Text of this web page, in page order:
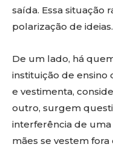
saída. Essa
polarização de ideias.
De um lado, há
instituição de
e vestimenta,
outro, surgem
interferência de
mães se vestem